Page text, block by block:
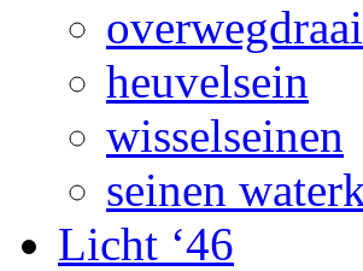
heuvelsein
wisselseinen
seinen
Licht ‘46